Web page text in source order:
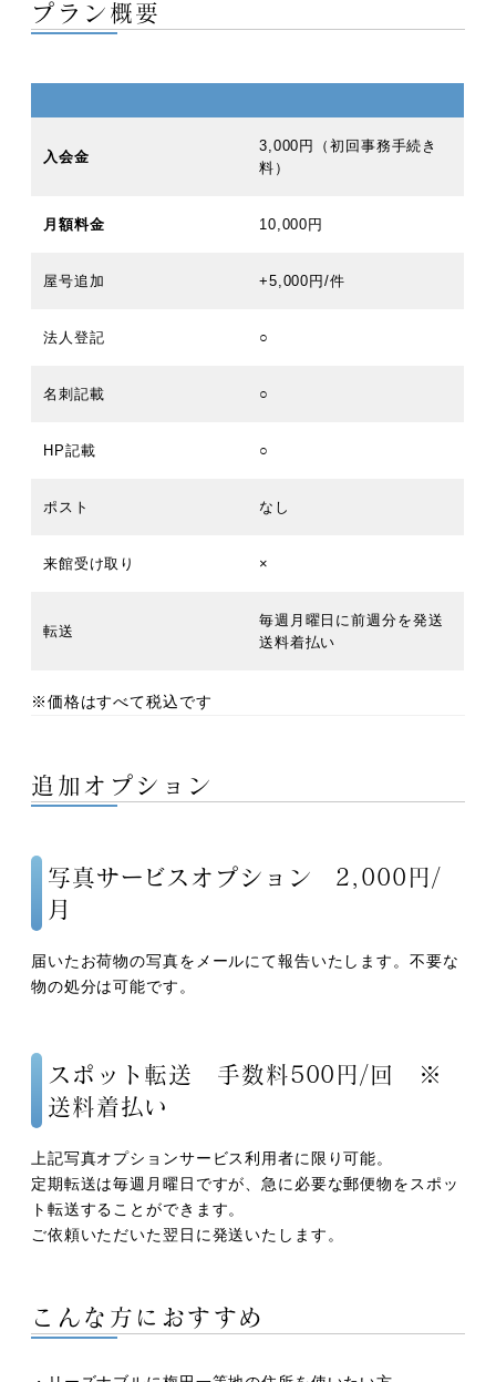
プラン概要
入会金
3,000円（初回事務手続き
料）
月額料金 10,000円
屋号追加 +5,000円/件
法人登記 ○
名刺記載 ○
HP記載 ○
ポスト なし
来館受け取り ×
転送
毎週月曜日に前週分を発送
送料着払い
※価格はすべて税込です
追加オプション
写真サービスオプション 2,000円/
月
届いたお荷物の写真をメールにて報告いたします。不要な
物の処分は可能です。
スポット転送 手数料500円/回 ※
送料着払い
上記写真オプションサービス利用者に限り可能。
定期転送は毎週月曜日ですが、急に必要な郵便物をスポッ
ト転送することができます。
ご依頼いただいた翌日に発送いたします。
こんな方におすすめ